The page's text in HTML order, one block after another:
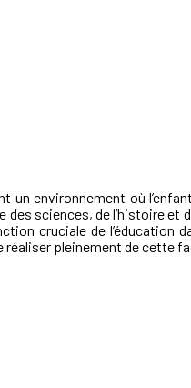
un environnement où
sciences, de l’histoire et
cruciale de l’éducation
réaliser pleinement de cette